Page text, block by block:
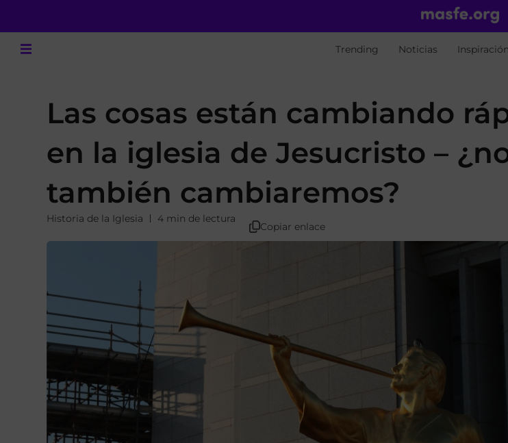
Trending Noticias Inspiración
Las cosas están cambiando
en la iglesia de Jesucristo –
también cambiaremos?
Historia de la Iglesia 4 min de lectura
Copiar enlace